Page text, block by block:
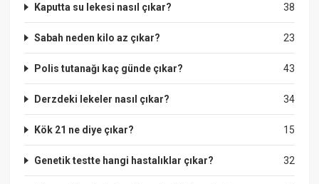
38
Kaputta su lekesi nasıl çıkar?
23
Sabah neden kilo az çıkar?
43
Polis tutanağı kaç günde çıkar?
34
Derzdeki lekeler nasıl çıkar?
15
Kök 21 ne diye çıkar?
32
Genetik testte hangi hastalıklar çıkar?